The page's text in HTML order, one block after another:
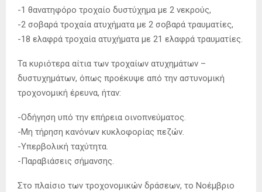
-1 θανατηφόρο τροχαίο δυστύχημα με 2 νεκρούς,
-2 σοβαρά τροχαία ατυχήματα με 2 σοβαρά τραυματίες,
-18 ελαφρά τροχαία ατυχήματα με 21 ελαφρά τραυματίες.
Τα κυριότερα αίτια των τροχαίων ατυχημάτων –
δυστυχημάτων, όπως προέκυψε από την αστυνομική
τροχονομική έρευνα, ήταν:
-Οδήγηση υπό την επήρεια οινοπνεύματος.
-Μη τήρηση κανόνων κυκλοφορίας πεζών.
-Υπερβολική ταχύτητα.
-Παραβιάσεις σήμανσης.
Στο πλαίσιο των τροχονομικών δράσεων, το Νοέμβριο